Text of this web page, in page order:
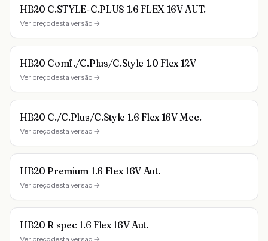
HB20 C.STYLE-C.PLUS 1.6 FLEX 16V AUT.
Ver preço desta versão →
HB20 Comf./C.Plus/C.Style 1.0 Flex 12V
Ver preço desta versão →
HB20 C./C.Plus/C.Style 1.6 Flex 16V Mec.
Ver preço desta versão →
HB20 Premium 1.6 Flex 16V Aut.
Ver preço desta versão →
HB20 R spec 1.6 Flex 16V Aut.
Ver preço desta versão →